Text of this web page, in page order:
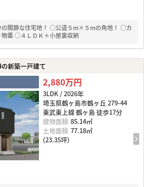
閑静な住宅地！ ○公道５m×５mの角地！ ○カ
物置 ○４ＬＤＫ＋小屋裏収納
新築一戸建て
2,880万円
3LDK / 2026年
埼玉県鶴ヶ島市鶴ヶ丘 279-44
東武東上線 鶴ヶ島 徒歩17分
建物面積 85.14㎡
土地面積 77.18㎡
(23.35坪)